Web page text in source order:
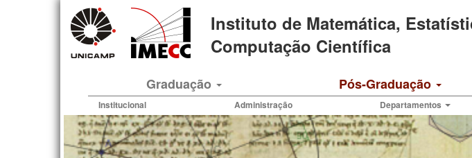
Instituto de Matemática,
Computação Científica
Graduação Pós-Graduação
Institucional Administração Departamentos